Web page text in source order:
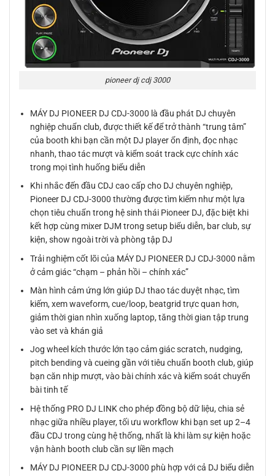
pioneer dj cdj 3000
MÁY DJ PIONEER DJ CDJ-3000 là đầu phát DJ chuyên
nghiệp chuẩn club, được thiết kế để trở thành “trung tâm”
của booth khi bạn cần một DJ player ổn định, đọc nhạc
nhanh, thao tác mượt và kiểm soát track cực chính xác
trong mọi tình huống biểu diễn
Khi nhắc đến đầu CDJ cao cấp cho DJ chuyên nghiệp,
Pioneer DJ CDJ-3000 thường được tìm kiếm như một lựa
chọn tiêu chuẩn trong hệ sinh thái Pioneer DJ, đặc biệt khi
kết hợp cùng mixer DJM trong setup biểu diễn, bar club, sự
kiện, show ngoài trời và phòng tập DJ
Trải nghiệm cốt lõi của MÁY DJ PIONEER DJ CDJ-3000 nằm
ở cảm giác “chạm – phản hồi – chính xác”
Màn hình cảm ứng lớn giúp DJ thao tác duyệt nhạc, tìm
kiếm, xem waveform, cue/loop, beatgrid trực quan hơn,
giảm thời gian nhìn xuống laptop, tăng thời gian tập trung
vào set và khán giả
Jog wheel kích thước lớn tạo cảm giác scratch, nudging,
pitch bending và cueing gần với tiêu chuẩn booth club, giúp
bạn căn nhịp mượt, vào bài chính xác và kiểm soát chuyển
bài tinh tế
Hệ thống PRO DJ LINK cho phép đồng bộ dữ liệu, chia sẻ
nhạc giữa nhiều player, tối ưu workflow khi bạn set up 2–4
đầu CDJ trong cùng hệ thống, nhất là khi làm sự kiện hoặc
vận hành booth club cần sự liền mạch
MÁY DJ PIONEER DJ CDJ-3000 phù hợp với cả DJ biểu diễn